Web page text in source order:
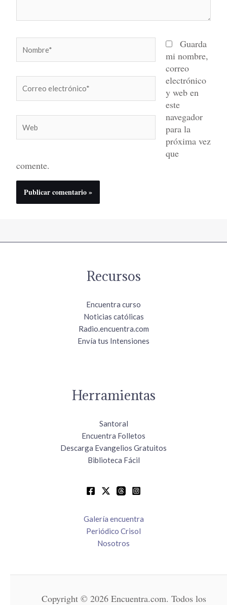
electrónico*
Guarda
mi nombre,
correo
electrónico
y web en
este
navegador
para la
próxima vez
que
comente.
Recursos
Encuentra curso
Noticias católicas
Radio.encuentra.com
Envía tus Intensiones
Herramientas
Santoral
Encuentra Folletos
Descarga Evangelios Gratuitos
Biblioteca Fácil
Galería encuentra
Periódico Crisol
Nosotros
Copyright © 2026 Encuentra.com. Todos los